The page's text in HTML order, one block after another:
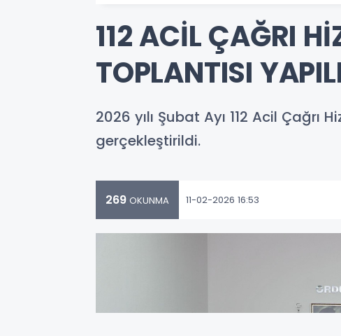
112 ACİL ÇAĞRI
TOPLANTISI
2026 yılı Şubat Ayı 112 Acil Çağrı
gerçekleştirildi.
269 OKUNMA 11-02-2026 16:53